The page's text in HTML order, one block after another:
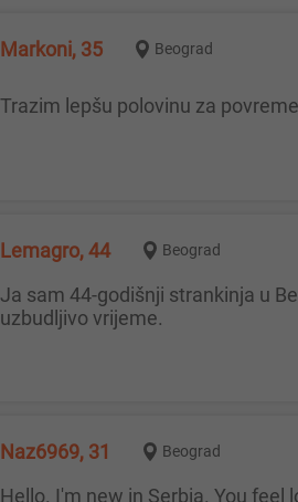
Markoni, 35 Beograd
Trazim lepšu polovinu za
Lemagro, 44 Beograd
Ja sam 44-godišnji strankinja u Beogradu. Tražim žene između 30 i 55 godina s kojima se mogu privatno sastati i provesti
uzbudljivo vrijeme.
Naz6969, 31 Beograd
Hello. I'm new in Serbia. You feel lonely? you have want spent to good time. You need good friend who talk with you and